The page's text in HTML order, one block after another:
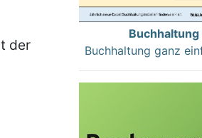
der
Buchhaltung
Buchhaltung ganz